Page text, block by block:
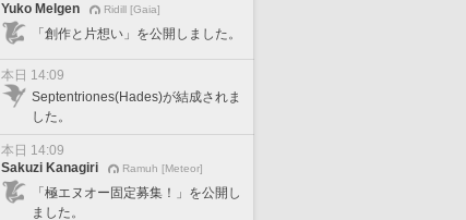
Yuko Melgen
Ridill [Gaia]
「創作と片想い」を公開しました。
本日 14:09
Septentriones(Hades)が結成されま
した。
本日 14:09
Sakuzi Kanagiri
Ramuh [Meteor]
「極エヌオー固定募集！」を公開し
ました。